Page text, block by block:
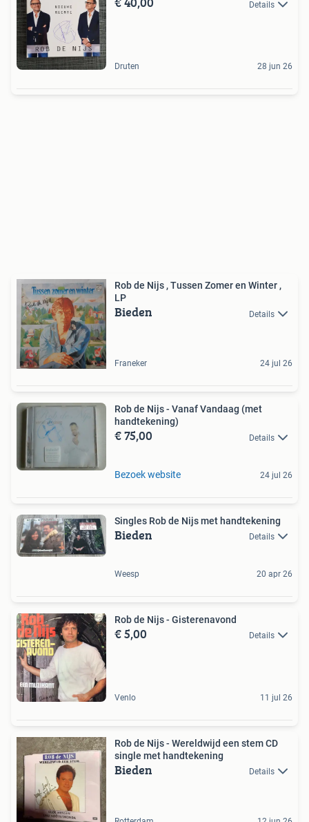
Details
Druten 28 jun 26
Rob de Nijs , Tussen Zomer en Winter ,
LP
Bieden Details
Franeker 24 jul 26
Rob de Nijs - Vanaf Vandaag (met
handtekening)
€ 75,00 Details
Bezoek website 24 jul 26
Singles Rob de Nijs met handtekening
Bieden Details
Weesp 20 apr 26
Rob de Nijs - Gisterenavond
€ 5,00 Details
Venlo 11 jul 26
Rob de Nijs - Wereldwijd een stem CD
single met handtekening
Bieden Details